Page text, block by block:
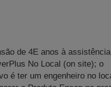
de 4E anos à assistência
No Local (on site); o
é ter um engenheiro no